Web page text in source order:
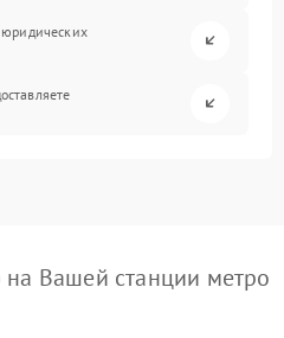
Вашей станции метро